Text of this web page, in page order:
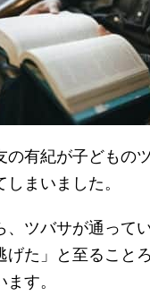
の有紀が子どもの
まいました。
、ツバサが通って
げた」と至ること
す。